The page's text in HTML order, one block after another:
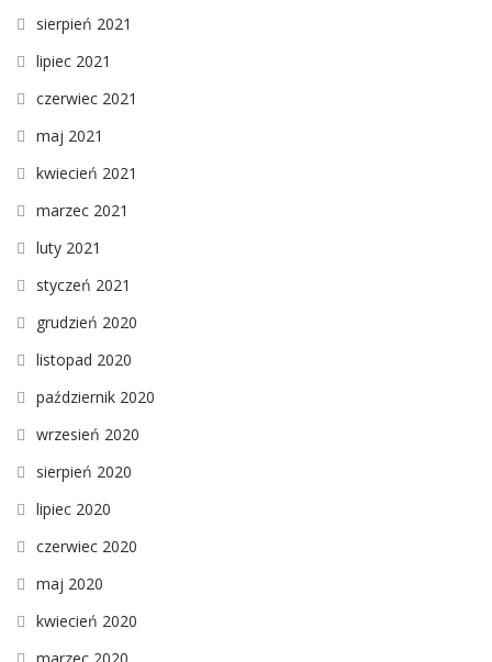
sierpień 2021
lipiec 2021
czerwiec 2021
maj 2021
kwiecień 2021
marzec 2021
luty 2021
styczeń 2021
grudzień 2020
listopad 2020
październik 2020
wrzesień 2020
sierpień 2020
lipiec 2020
czerwiec 2020
maj 2020
kwiecień 2020